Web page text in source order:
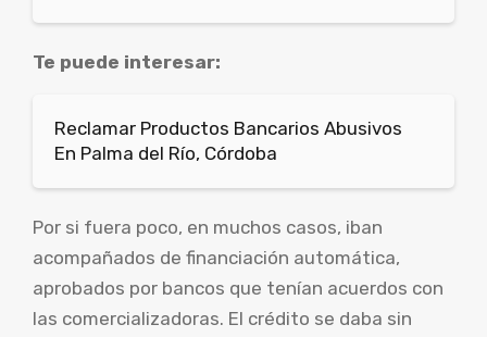
Te puede interesar:
Reclamar Productos Bancarios Abusivos
En Palma del Río, Córdoba
Por si fuera poco, en muchos casos, iban
acompañados de financiación automática,
aprobados por bancos que tenían acuerdos con
las comercializadoras. El crédito se daba sin